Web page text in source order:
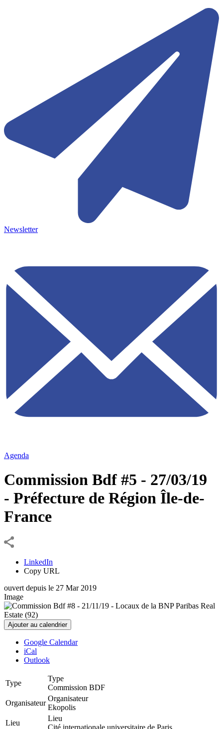
Newsletter
Agenda
Commission Bdf #5 - 27/03/19
- Préfecture de Région Île-de-
France
LinkedIn
Copy URL
ouvert depuis le 27 Mar 2019
Image
Ajouter au calendrier
Google Calendar
iCal
Outlook
Type
Type
Commission BDF
Organisateur
Organisateur
Ekopolis
Lieu
Lieu